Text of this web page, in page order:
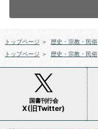
トップページ ＞ 歴史・宗教・民俗
トップページ ＞ 歴史・宗教・民俗
国書刊行会
X(旧Twitter)